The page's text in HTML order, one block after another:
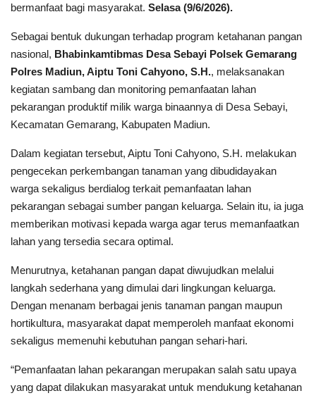
bermanfaat bagi masyarakat. Selasa (9/6/2026).
Sebagai bentuk dukungan terhadap program ketahanan pangan
nasional, Bhabinkamtibmas Desa Sebayi Polsek Gemarang
Polres Madiun, Aiptu Toni Cahyono, S.H., melaksanakan
kegiatan sambang dan monitoring pemanfaatan lahan
pekarangan produktif milik warga binaannya di Desa Sebayi,
Kecamatan Gemarang, Kabupaten Madiun.
Dalam kegiatan tersebut, Aiptu Toni Cahyono, S.H. melakukan
pengecekan perkembangan tanaman yang dibudidayakan
warga sekaligus berdialog terkait pemanfaatan lahan
pekarangan sebagai sumber pangan keluarga. Selain itu, ia juga
memberikan motivasi kepada warga agar terus memanfaatkan
lahan yang tersedia secara optimal.
Menurutnya, ketahanan pangan dapat diwujudkan melalui
langkah sederhana yang dimulai dari lingkungan keluarga.
Dengan menanam berbagai jenis tanaman pangan maupun
hortikultura, masyarakat dapat memperoleh manfaat ekonomi
sekaligus memenuhi kebutuhan pangan sehari-hari.
“Pemanfaatan lahan pekarangan merupakan salah satu upaya
yang dapat dilakukan masyarakat untuk mendukung ketahanan